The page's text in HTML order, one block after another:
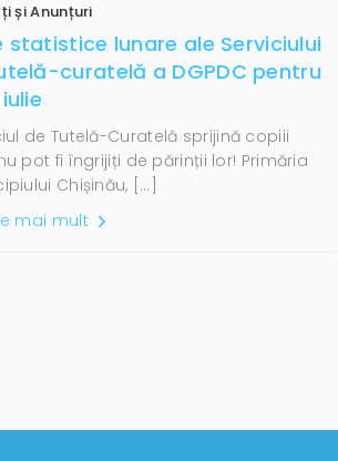
și Anunțuri
statistice lunare ale Serviciului
curatelă a DGPDC pentru
de Tutelă-Curatelă sprijină copiii
pot fi îngrijiți de părinții lor! Primăria
Chișinău, […]
mai mult